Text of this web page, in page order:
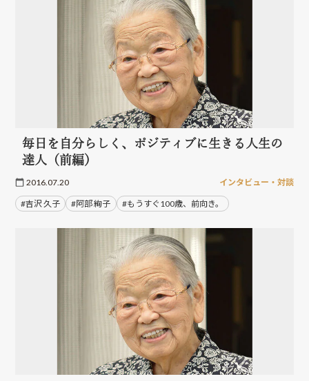
毎日を自分らしく、ポジティブに生きる人生の
達人（前編）
2016.07.20 インタビュー・対談
#吉沢 久子 #阿部 絢子 #もうすぐ100歳、前向き。